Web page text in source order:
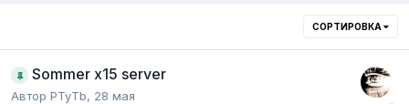
СОРТИРОВКА
Sommer x15 server
Автор PTyTb, 28 мая